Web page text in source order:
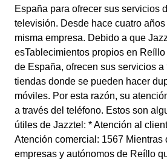
España para ofrecer sus servicios
televisión. Desde hace cuatro
misma empresa. Debido a que
esTablecimientos propios en
de España, ofrecen sus servicios a
tiendas donde se pueden hacer
móviles. Por esta razón, su
a través del teléfono. Estos son
útiles de Jazztel: * Atención al
Atención comercial: 1567 Mientras
empresas y autónomos de Reíllo